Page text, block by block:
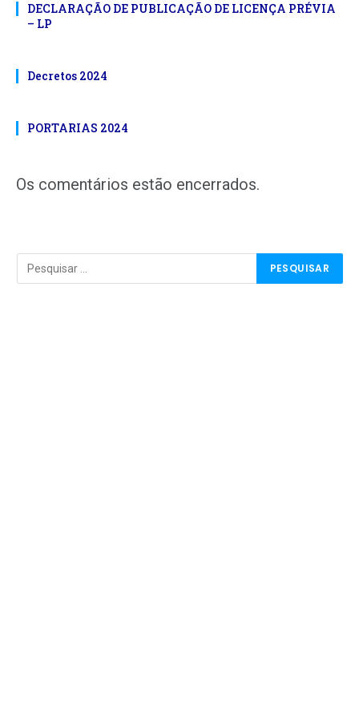
DECLARAÇÃO DE PUBLICAÇÃO DE LICENÇA PRÉVIA
– LP
Decretos 2024
PORTARIAS 2024
Os comentários estão encerrados.